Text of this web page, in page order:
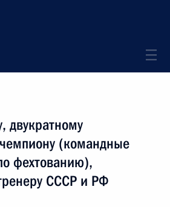
двукратному
(командные
фехтованию),
СССР и РФ